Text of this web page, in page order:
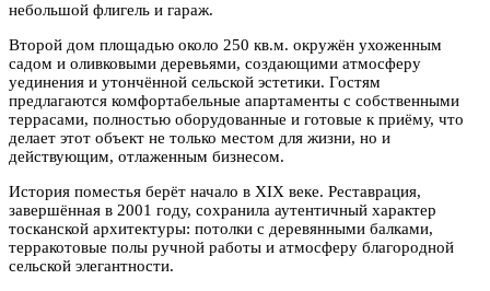
небольшой флигель и гараж.
Второй дом площадью около 250 кв.м. окружён ухоженным
садом и оливковыми деревьями, создающими атмосферу
уединения и утончённой сельской эстетики. Гостям
предлагаются комфортабельные апартаменты с собственными
террасами, полностью оборудованные и готовые к приёму, что
делает этот объект не только местом для жизни, но и
действующим, отлаженным бизнесом.
История поместья берёт начало в XIX веке. Реставрация,
завершённая в 2001 году, сохранила аутентичный характер
тосканской архитектуры: потолки с деревянными балками,
терракотовые полы ручной работы и атмосферу благородной
сельской элегантности.